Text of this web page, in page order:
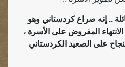
.. إنه صراع كردستاني وهو
المفروض على الأسرة ،
على الصعيد الكردستاني